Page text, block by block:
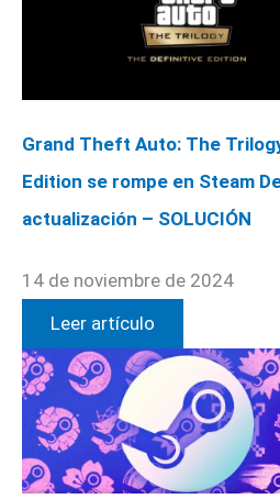
Grand Theft Auto: The
Edition se rompe en Steam
actualización – SOLUCIÓN
14 de noviembre de 2024
Leer artículo